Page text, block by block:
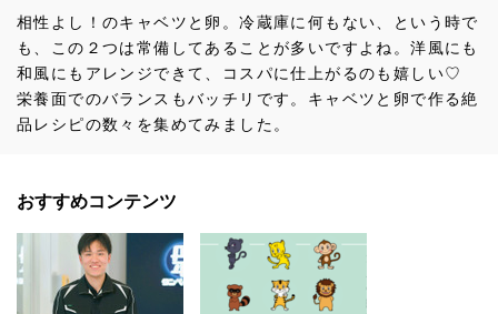
相性よし！のキャベツと卵。冷蔵庫に何もない、という時で
も、この２つは常備してあることが多いですよね。洋風にも
和風にもアレンジできて、コスパに仕上がるのも嬉しい♡
栄養面でのバランスもバッチリです。キャベツと卵で作る絶
品レシピの数々を集めてみました。
おすすめコンテンツ